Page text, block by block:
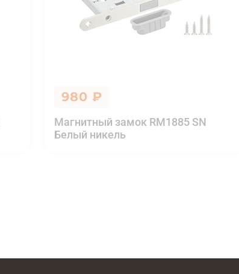
980 ₽
Магнитный замок RM1885 SN
Белый никель